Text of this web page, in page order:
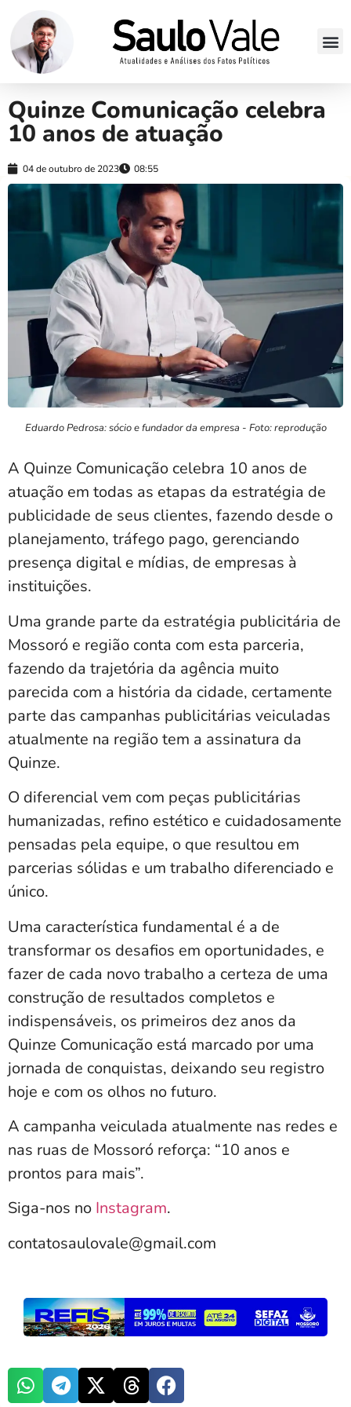
Quinze Comunicação celebra
10 anos de atuação
04 de outubro de 2023 08:55
Eduardo Pedrosa: sócio e fundador da empresa - Foto: reprodução
A Quinze Comunicação celebra 10 anos de
atuação em todas as etapas da estratégia de
publicidade de seus clientes, fazendo desde o
planejamento, tráfego pago, gerenciando
presença digital e mídias, de empresas à
instituições.
Uma grande parte da estratégia publicitária de
Mossoró e região conta com esta parceria,
fazendo da trajetória da agência muito
parecida com a história da cidade, certamente
parte das campanhas publicitárias veiculadas
atualmente na região tem a assinatura da
Quinze.
O diferencial vem com peças publicitárias
humanizadas, refino estético e cuidadosamente
pensadas pela equipe, o que resultou em
parcerias sólidas e um trabalho diferenciado e
único.
Uma característica fundamental é a de
transformar os desafios em oportunidades, e
fazer de cada novo trabalho a certeza de uma
construção de resultados completos e
indispensáveis, os primeiros dez anos da
Quinze Comunicação está marcado por uma
jornada de conquistas, deixando seu registro
hoje e com os olhos no futuro.
A campanha veiculada atualmente nas redes e
nas ruas de Mossoró reforça: “10 anos e
prontos para mais”.
Siga-nos no Instagram.
contatosaulovale@gmail.com